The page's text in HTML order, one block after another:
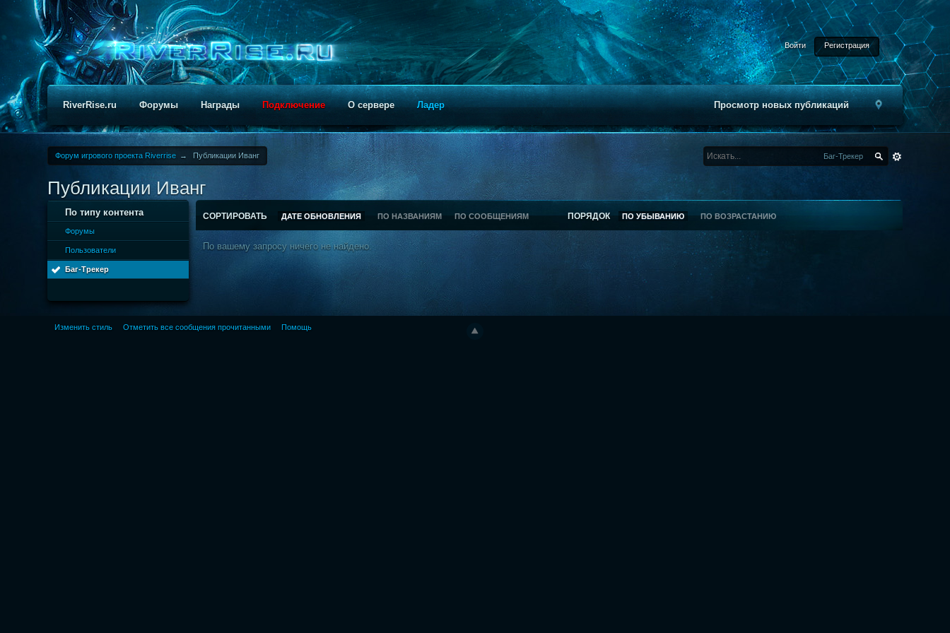
Войти Регистрация
Просмотр новых публикаций
RiverRise.ru Форумы Награды Подключение О сервере Ладер
Форум игрового проекта Riverrise → Публикации Иванг Баг-Трекер
Публикации Иванг
По типу контента
Форумы
Пользователи
Баг-Трекер
СОРТИРОВАТЬ ДАТЕ ОБНОВЛЕНИЯ ПО НАЗВАНИЯМ ПО СООБЩЕНИЯМ ПОРЯДОК ПО УБЫВАНИЮ ПО ВОЗРАСТАНИЮ
По вашему запросу ничего не найдено.
Изменить стиль Отметить все сообщения прочитанными Помощь